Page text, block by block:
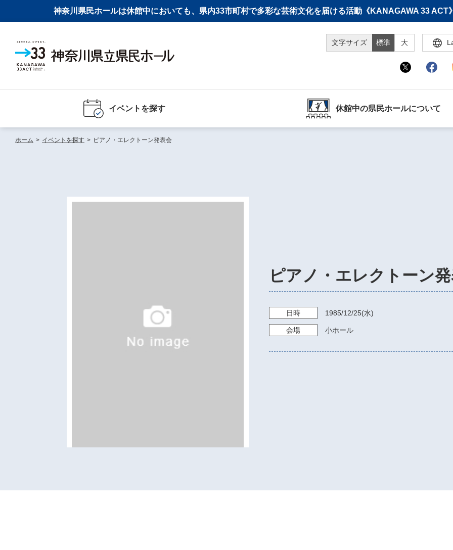
神奈川県民ホールは休館中においても、県内33市町村で多彩な芸術文化を届ける活動《KANAGAWA 33
文字サイズ 標準 大
イベントを探す 休館中の県民ホールについて
ホーム > イベントを探す > ピアノ・エレクトーン発表会
ピアノ・エレクトーン
日時 1985/12/25(水)
会場 小ホール